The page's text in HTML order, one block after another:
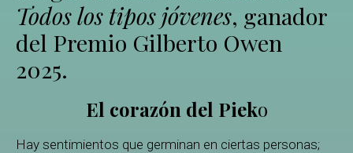
Todos los tipos jóvenes, ganador
del Premio Gilberto Owen
2025.
El corazón del Pieko
Hay sentimientos que germinan en ciertas personas;